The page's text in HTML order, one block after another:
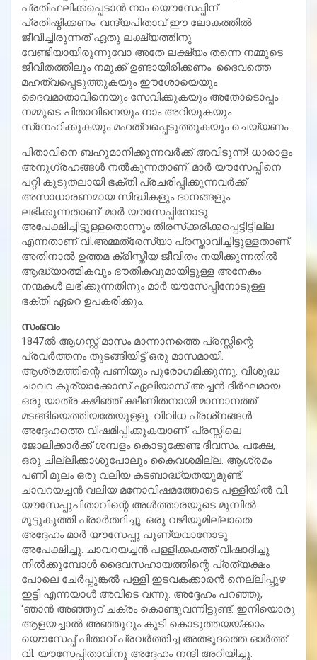
പ്രതിഫലിക്കപ്പെടാന്‍ നാം യൌസേപ്പിന്
പ്രതിഷ്ഠിക്കണം. വന്ദ്യപിതാവ് ഈ ലോകത്തില്‍
ജീവിച്ചിരുന്നത് ഏതു ലക്ഷ്യത്തിനു
വേണ്ടിയായിരുന്നുവോ അതേ ലക്ഷ്യം തന്നെ നമ്മുടെ
ജീവിതത്തിലും നമുക്ക് ഉണ്ടായിരിക്കണം. ദൈവത്തെ
മഹത്വപ്പെടുത്തുകയും ഈശോയെയും
ദൈവമാതാവിനെയും സേവിക്കുകയും അതോടൊപ്പം
നമ്മുടെ പിതാവിനെയും നാം അറിയുകയും
സ്‌നേഹിക്കുകയും മഹത്വപ്പെടുത്തുകയും ചെയ്യണം.
പിതാവിനെ ബഹുമാനിക്കുന്നവര്‍ക്ക് അവിടുന്ന്! ധാരാളം
അനുഗ്രഹങ്ങള്‍ നല്‍കുന്നതാണ്. മാര്‍ യൗസേപ്പിനെ
പറ്റി കൂടുതലായി ഭക്തി പ്രചരിപ്പിക്കുന്നവര്‍ക്ക്
അസാധാരണമായ സിദ്ധികളും ദാനങ്ങളും
ലഭിക്കുന്നതാണ്. മാര്‍ യൗസേപ്പിനോടു
അപേക്ഷിച്ചിട്ടുള്ളതൊന്നും തിരസ്‌ക്കരിക്കപ്പെട്ടിട്ടില്ല
എന്നതാണ് വി.അമ്മത്രേസ്യാ പ്രസ്താവിച്ചിട്ടുള്ളതാണ്.
അതിനാല്‍ ഉത്തമ ക്രിസ്തീയ ജീവിതം നയിക്കുന്നതില്‍
ആദ്ധ്യാത്മികവും ഭൗതികവുമായിട്ടുള്ള അനേകം
നന്മകള്‍ ലഭിക്കുന്നതിനും മാര്‍ യൗസേപ്പിനോടുള്ള
ഭക്തി ഏറെ ഉപകരിക്കും.
സംഭവം
1847ല്‍ ആഗസ്റ്റ് മാസം മാന്നാനത്തെ പ്രസ്സിന്റെ
പ്രവര്‍ത്തനം തുടങ്ങിയിട്ട് ഒരു മാസമായി.
ആശ്രമത്തിന്റെ പണിയും പുരോഗമിക്കുന്നു. വിശുദ്ധ
ചാവറ കുര്യാക്കോസ് ഏലിയാസ് അച്ചന്‍ ദീര്‍ഘമായ
ഒരു യാത്ര കഴിഞ്ഞ് ക്ഷീണിതനായി മാന്നാനത്ത്
മടങ്ങിയെത്തിയതേയുള്ളൂ. വിവിധ പ്രശ്‌നങ്ങള്‍
അദ്ദേഹത്തെ വിഷമിപ്പിക്കുകയാണ്. പ്രസ്സിലെ
ജോലിക്കാര്‍ക്ക് ശമ്പളം കൊടുക്കേണ്ട ദിവസം. പക്ഷേ,
ഒരു ചില്ലിക്കാശുപോലും കൈവശമില്ല. ആശ്രമം
പണി മൂലം ഒരു വലിയ കടബാദ്ധ്യതയുമുണ്ട്.
ചാവറയച്ചന്‍ വലിയ മനോവിഷമത്തോടെ പള്ളിയില്‍ വി.
യൗസേപ്പുപിതാവിന്റെ അള്‍ത്താരയുടെ മുമ്പില്‍
മുട്ടുകുത്തി പ്രാര്‍ത്ഥിച്ചു. ഒരു വഴിയുമില്ലാതെ
അദ്ദേഹം മാര്‍ യൗസേപ്പു പുണ്യവാനോടു
അപേക്ഷിച്ചു. ചാവറയച്ചന്‍ പള്ളിക്കകത്ത് വിഷാദിച്ചു
നില്‍ക്കുമ്പോള്‍ ദൈവസഹായത്തിന്റെ പ്രത്യക്ഷം
പോലെ ചേര്‍പ്പുങ്കല്‍ പള്ളി ഇടവകക്കാരന്‍ നെല്ലിപ്പുഴ
ഇട്ടി എന്നയാള്‍ അവിടെ വന്നു. അദ്ദേഹം പറഞ്ഞു,
‘ഞാന്‍ അഞ്ഞൂറ് ചക്രം കൊണ്ടുവന്നിട്ടുണ്ട്. ഇനിയൊരു
ആളയച്ചാല്‍ അഞ്ഞൂറും കൂടി കൊടുത്തയയ്ക്കാം.
യൌസേപ്പ് പിതാവ് പ്രവര്‍ത്തിച്ച അത്ഭുദത്തെ ഓര്‍ത്ത്
വി. യൗസേപ്പിതാവിനു അദ്ദേഹം നന്ദി അറിയിച്ചു.